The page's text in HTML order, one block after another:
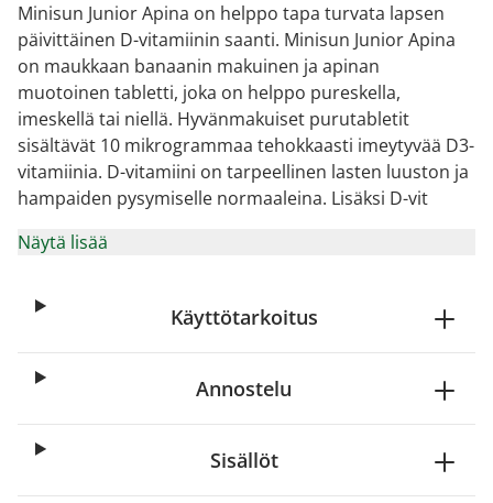
Minisun Junior Apina on helppo tapa turvata lapsen
päivittäinen D-vitamiinin saanti. Minisun Junior Apina
on maukkaan banaanin makuinen ja apinan
muotoinen tabletti, joka on helppo pureskella,
imeskellä tai niellä. Hyvänmakuiset purutabletit
sisältävät 10 mikrogrammaa tehokkaasti imeytyvää D3-
vitamiinia. D-vitamiini on tarpeellinen lasten luuston ja
hampaiden pysymiselle normaaleina. Lisäksi D-vit
Näytä lisää
Käyttötarkoitus
Annostelu
Sisällöt